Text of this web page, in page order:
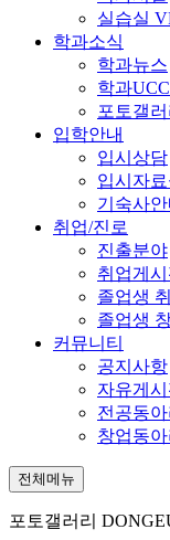
실습실
학과소식
학과뉴스
학과UCC
포토갤러
입학안내
입시상담
입시자료
기숙사안
취업/진로
진출분야
취업게
졸업생
졸업생
커뮤니티
공지사항
자유게
전공동아
창업동아
전체메뉴
포토갤러리